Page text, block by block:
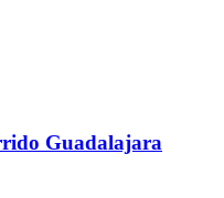
Guadalajara